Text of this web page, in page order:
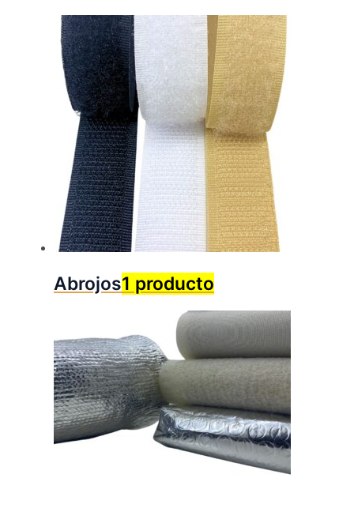
Abrojos1 producto